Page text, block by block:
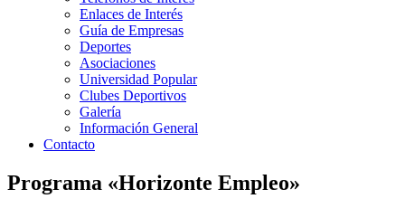
Enlaces de Interés
Guía de Empresas
Deportes
Asociaciones
Universidad Popular
Clubes Deportivos
Galería
Información General
Contacto
Programa «Horizonte Empleo»